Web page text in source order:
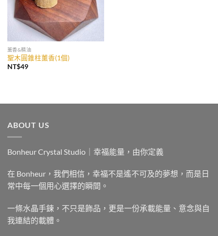
薰香&精油
聖木圓錐柱薰香(1個)
NT$49
ABOUT US
Bonheur Crystal Studio｜幸福能量，由你定義
在 Bonheur，我們相信，幸福不是遙不可及的夢想，而是日
常中每一個用心選擇的瞬間。
一條水晶手鍊，不只是飾品，更是一份承載能量、意念與自
我連結的載體。